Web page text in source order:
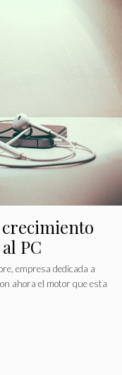
PC
empresa dedicada a
ahora el motor que esta